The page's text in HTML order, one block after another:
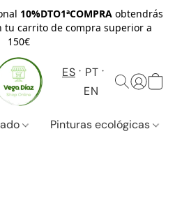
10%DTO1ªCOMPRAobtendrás
tu carrito de compra superior a
150€
ES
PT
EN
Pinturas ecológicas